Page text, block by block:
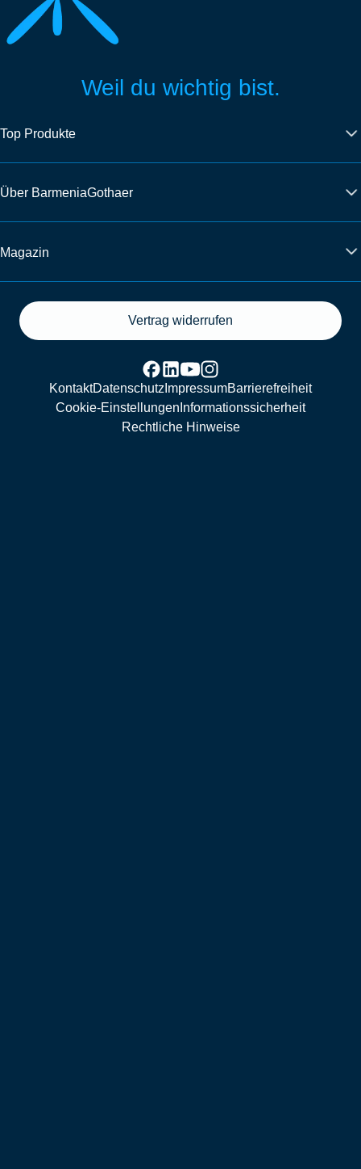
Weil du wichtig bist.
Top Produkte
Über BarmeniaGothaer
Magazin
Vertrag widerrufen
KontaktDatenschutz ImpressumBarrierefreiheit
Cookie-Einstellungen Informationssicherheit
Rechtliche Hinweise